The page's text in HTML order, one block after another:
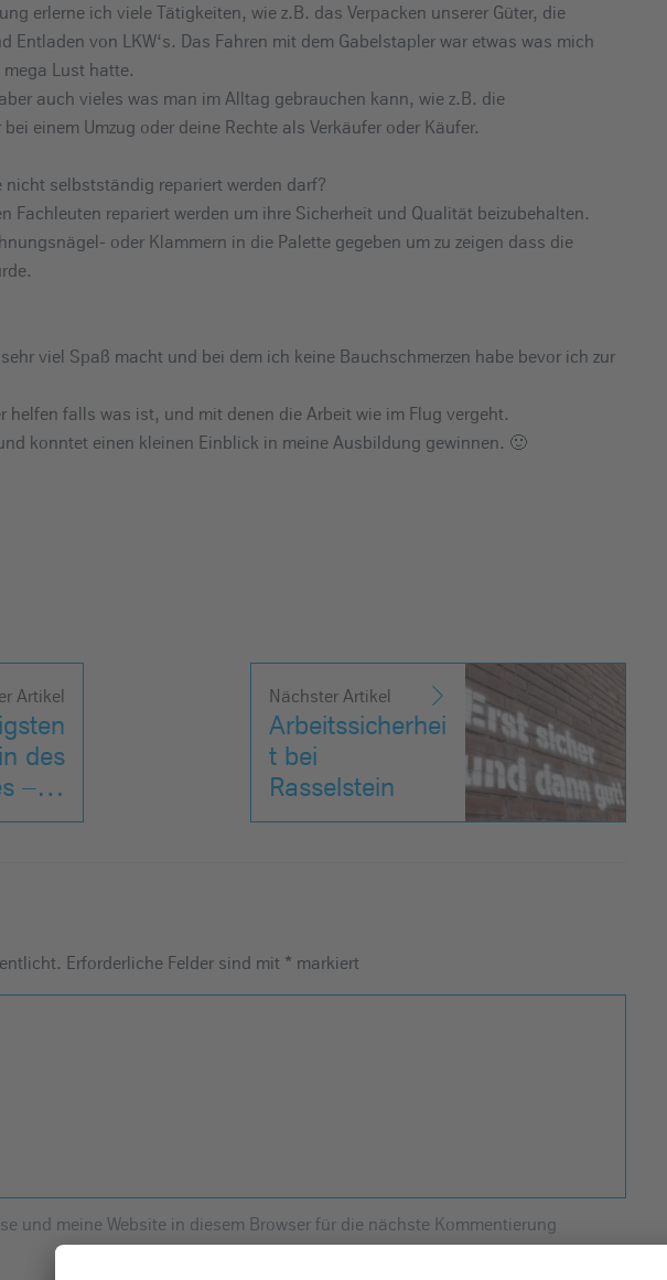
erlerne ich viele Tätigkeiten, wie z.B. das Verpacken unserer Güter, die
Entladen von LKW‘s. Das Fahren mit dem Gabelstapler war etwas was mich
Lust hatte.
auch vieles was man im Alltag gebrauchen kann, wie z.B. die
einem Umzug oder deine Rechte als Verkäufer oder Käufer.
selbstständig repariert werden darf?
Fachleuten repariert werden um ihre Sicherheit und Qualität beizubehalten.
oder Klammern in die Palette gegeben um zu zeigen dass die
viel Spaß macht und bei dem ich keine Bauchschmerzen habe bevor ich zur
helfen falls was ist, und mit denen die Arbeit wie im Flug vergeht.
konntet einen kleinen Einblick in meine Ausbildung gewinnen. 🙂
Artikel
des
–…
Nächster Artikel
Arbeitssicherhei
t bei
Rasselstein
Erforderliche Felder sind mit * markiert
und meine Website in diesem Browser für die nächste Kommentierung